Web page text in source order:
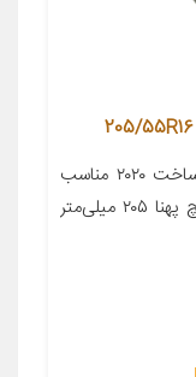
معرفی محصول جزئیات محصول سال ساخت ۲۰۲۰ مناسب
برای خودرو جک J۵ اندازه رینگ ۱۶ اینچ پهنا ۲۰۵ میلی‌متر